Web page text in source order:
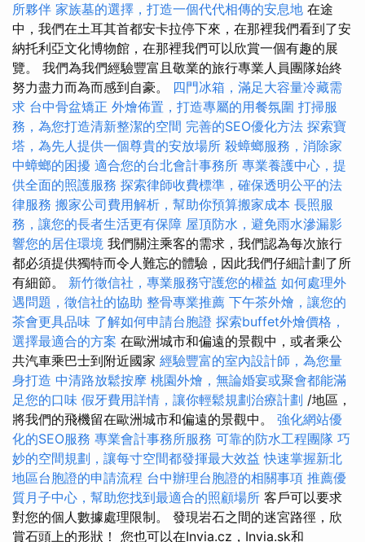
所夥伴 家族墓的選擇，打造一個代代相傳的安息地 在途
中，我們在土耳其首都安卡拉停下來，在那裡我們看到了安
納托利亞文化博物館，在那裡我們可以欣賞一個有趣的展
覽。 我們為我們經驗豐富且敬業的旅行專業人員團隊始終
努力盡力而為而感到自豪。 四門冰箱，滿足大容量冷藏需
求 台中骨盆矯正 外燴佈置，打造專屬的用餐氛圍 打掃服
務，為您打造清新整潔的空間 完善的SEO優化方法 探索寶
塔，為先人提供一個尊貴的安放場所 殺蟑螂服務，消除家
中蟑螂的困擾 適合您的台北會計事務所 專業養護中心，提
供全面的照護服務 探索律師收費標準，確保透明公平的法
律服務 搬家公司費用解析，幫助你預算搬家成本 長照服
務，讓您的長者生活更有保障 屋頂防水，避免雨水滲漏影
響您的居住環境 我們關注乘客的需求，我們認為每次旅行
都必須提供獨特而令人難忘的體驗，因此我們仔細計劃了所
有細節。 新竹徵信社，專業服務守護您的權益 如何處理外
遇問題，徵信社的協助 整骨專業推薦 下午茶外燴，讓您的
茶會更具品味 了解如何申請台胞證 探索buffet外燴價格，
選擇最適合的方案 在歐洲城市和偏遠的景觀中，或者乘公
共汽車乘巴士到附近國家 經驗豐富的室內設計師，為您量
身打造 中清路放鬆按摩 桃園外燴，無論婚宴或聚會都能滿
足您的口味 假牙費用詳情，讓你輕鬆規劃治療計劃 /地區，
將我們的飛機留在歐洲城市和偏遠的景觀中。 強化網站優
化的SEO服務 專業會計事務所服務 可靠的防水工程團隊 巧
妙的空間規劃，讓每寸空間都發揮最大效益 快速掌握新北
地區台胞證的申請流程 台中辦理台胞證的相關事項 推薦優
質月子中心，幫助您找到最適合的照顧場所 客戶可以要求
對您的個人數據處理限制。 發現岩石之間的迷宮路徑，欣
賞石頭上的形狀！ 您也可以在Invia.cz，Invia.sk和